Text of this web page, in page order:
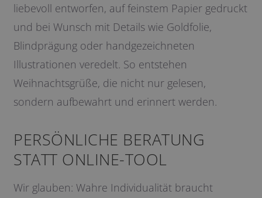
liebevoll entworfen, auf feinstem Papier gedruckt
und bei Wunsch mit Details wie Goldfolie,
Blindprägung oder handgezeichneten
Illustrationen veredelt. So entstehen
Weihnachtsgrüße, die nicht nur gelesen,
sondern aufbewahrt und erinnert werden.
PERSÖNLICHE BERATUNG
STATT ONLINE-TOOL
Wir glauben: Wahre Individualität braucht